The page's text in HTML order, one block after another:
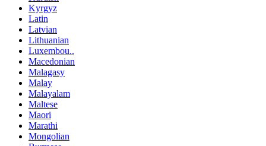
Kyrgyz
Latin
Latvian
Lithuanian
Luxembou..
Macedonian
Malagasy
Malay
Malayalam
Maltese
Maori
Marathi
Mongolian